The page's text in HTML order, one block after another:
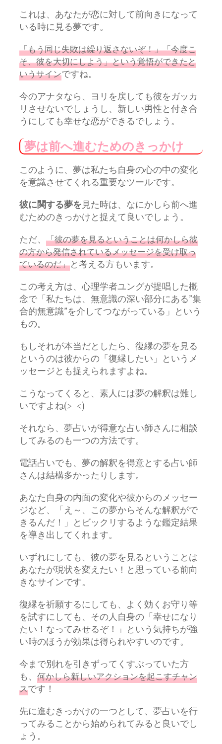
これは、あなたが恋に対して前向きになって
いる時に見る夢です。
「もう同じ失敗は繰り返さないぞ！」「今度こ
そ、彼を大切にしよう」という覚悟ができたと
いうサインですね。
今のアナタなら、ヨリを戻しても彼をガッカ
リさせないでしょうし、新しい男性と付き合
うにしても幸せな恋ができるでしょう。
夢は前へ進むためのきっかけ
このように、夢は私たち自身の心の中の変化
を意識させてくれる重要なツールです。
彼に関する夢を見た時は、なにかしら前へ進
むためのきっかけと捉えて良いでしょう。
ただ、 「彼の夢を見るということは何かしら彼
の方から発信されているメッセージを受け取っ
ているのだ」と考える方もいます。
この考え方は、心理学者ユングが提唱した概
念で「私たちは、無意識の深い部分にある”集
合的無意識”を介してつながっている」という
もの。
もしそれが本当だとしたら、復縁の夢を見る
というのは彼からの「復縁したい」というメ
ッセージとも捉えられますよね。
こうなってくると、素人には夢の解釈は難し
いですよね(>_<)
それなら、夢占いが得意な占い師さんに相談
してみるのも一つの方法です。
電話占いでも、夢の解釈を得意とする占い師
さんは結構多かったりします。
あなた自身の内面の変化や彼からのメッセー
ジなど、「え～、この夢からそんな解釈がで
きるんだ！」とビックリするような鑑定結果
を導き出してくれます。
いずれにしても、彼の夢を見るということは
あなたが現状を変えたい！と思っている前向
きなサインです。
復縁を祈願するにしても、よく効くお守り等
を試すにしても、その人自身の「幸せになり
たい！なってみせるぞ！」という気持ちが強
い時のほうが効果は得られやすいのです。
今まで別れを引きずってくすぶっていた方
も、 何かしら新しいアクションを起こすチャン
スです！
先に進むきっかけの一つとして、夢占いを行
ってみることから始められてみると良いでし
ょう。